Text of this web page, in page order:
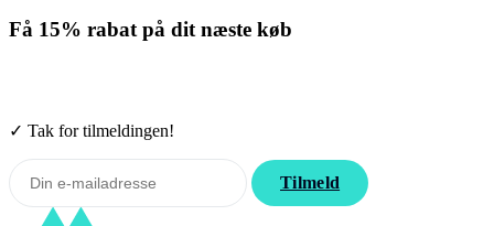
Få 15% rabat på dit næste køb
✓ Tak for tilmeldingen!
Tilmeld